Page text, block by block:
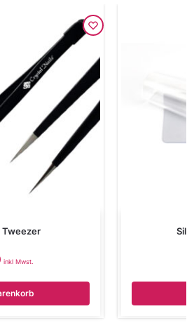
inkl Mwst.